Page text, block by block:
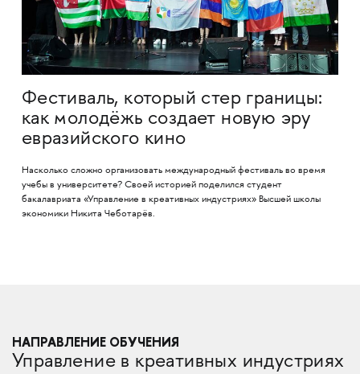
Фестиваль, который стер границы:
как молодёжь создает новую эру
евразийского кино
Насколько сложно организовать международный фестиваль во время
учебы в университете? Своей историей поделился студент
бакалавриата «Управление в креативных индустриях» Высшей школы
экономики Никита Чеботарёв.
НАПРАВЛЕНИЕ ОБУЧЕНИЯ
Управление в креативных индустриях